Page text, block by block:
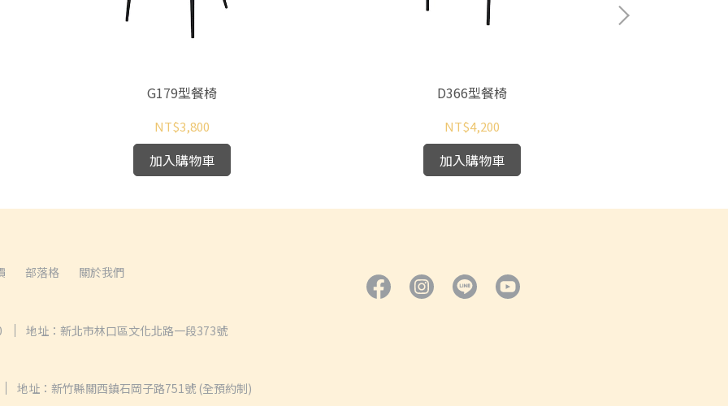
G179型餐椅
NT$3,800
加入購物車
D366型餐椅
NT$4,200
加入購物車
部落格 關於我們
地址：新北市林口區文化北路一段373號
地址：新竹縣關西鎮石岡子路751號 (全預約制)